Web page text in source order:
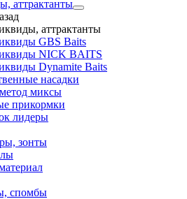
аттрактанты
аттрактанты
GBS Baits
NICK BAITS
Dynamite Baits
насадки
миксы
прикормки
лидеры
зонты
спомбы